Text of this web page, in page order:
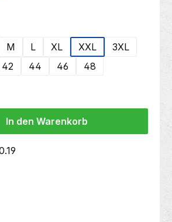
M L XL XXL
3XL
42 44 46 48
ein oder benutze die Schaltflächen um die
In den Warenkorb